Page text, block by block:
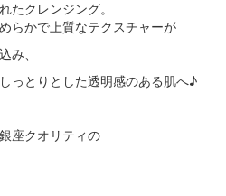
たクレンジング。
らかで上質なテクスチャーが
み、
っとりとした透明感のある肌へ♪
座クオリティの